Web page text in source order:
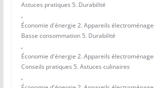
Astuces pratiques 5. Durabilité
,
Économie d'énergie 2. Appareils
Basse consommation 5. Durabilité
,
Économie d'énergie 2. Appareils
Conseils pratiques 5. Astuces culinaires
,